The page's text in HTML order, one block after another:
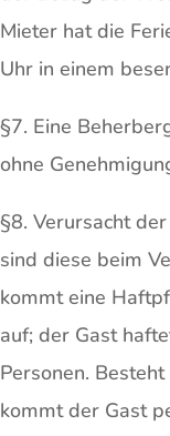
Mieter hat die
Uhr in einem
§7. Eine
ohne
§8. Verursacht
sind diese beim
kommt eine
auf; der Gast
Personen.
kommt der Gast